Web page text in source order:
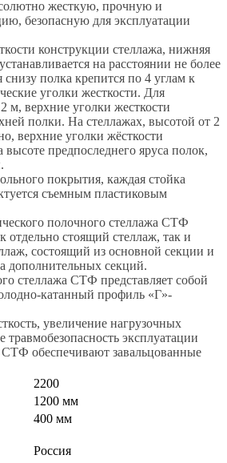
жесткую, прочную и
безопасную для эксплуатации
конструкции стеллажа, нижняя
на расстоянии не более
полка крепится по 4 углам к
уголки жесткости. Для
м, верхние уголки жесткости
полки. На стеллажах, высотой от 2
верхние уголки жёсткости
предпоследнего яруса полок,
покрытия, каждая стойка
съемным пластиковым
полочного стеллажа СТФ
отдельно стоящий стеллаж, так и
состоящий из основной секции и
дополнительных секций.
стеллажа СТФ представляет собой
катанный профиль «Г»-
увеличение нагрузочных
травмобезопасность эксплуатации
СТФ обеспечивают завальцованные
2200
1200 мм
400 мм
Россия